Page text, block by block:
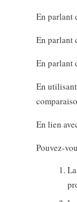
En parlant
En parlant
En parlant
En
En lien
Pouvez-